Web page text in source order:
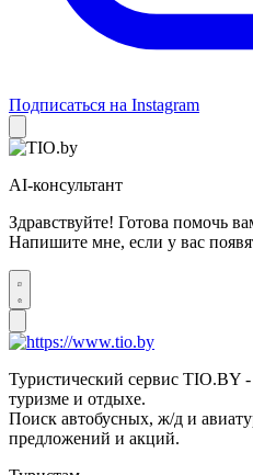
Подписаться на Instagram
AI-консультант
Здравствуйте! Готова помочь
Напишите мне, если у вас
Туристический сервис TIO.BY
туризме и отдыхе.
Поиск автобусных, ж/д и
предложений и акций.